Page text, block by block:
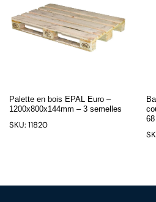
Palette en bois EPAL Euro –
1200x800x144mm – 3 semelles
SKU: 11820